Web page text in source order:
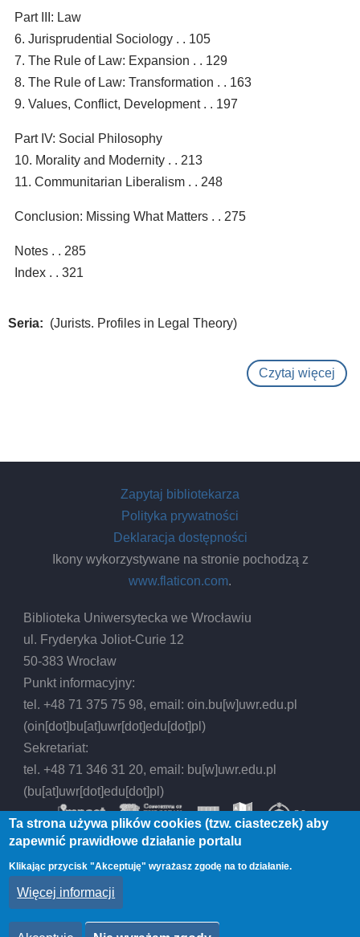
Part III: Law
6. Jurisprudential Sociology . . 105
7. The Rule of Law: Expansion . . 129
8. The Rule of Law: Transformation . . 163
9. Values, Conflict, Development . . 197
Part IV: Social Philosophy
10. Morality and Modernity . . 213
11. Communitarian Liberalism . . 248
Conclusion: Missing What Matters . . 275
Notes . . 285
Index . . 321
Seria (Jurists. Profiles in Legal Theory)
Czytaj więcej
Zapytaj bibliotekarza
Polityka prywatności
Deklaracja dostępności
Ikony wykorzystywane na stronie pochodzą z
www.flaticon.com.
Biblioteka Uniwersytecka we Wrocławiu
ul. Fryderyka Joliot-Curie 12
50-383 Wrocław
Punkt informacyjny:
tel. +48 71 375 75 98, email:oin.bu[w]uwr.edu.pl
(oin[dot]bu[at]uwr[dot]edu[dot]pl)
Sekretariat:
tel. +48 71 346 31 20, email: bu[w]uwr.edu.pl
(bu[at]uwr[dot]edu[dot]pl)
© 2026 Biblioteka Uniwersytecka we Wrocławiu,
All rights reserved.
Ta strona używa plików cookies (tzw. ciasteczek) aby
zapewnić prawidłowe działanie portalu
Klikając przycisk "Akceptuję" wyrażasz zgodę na to działanie.
Więcej informacji